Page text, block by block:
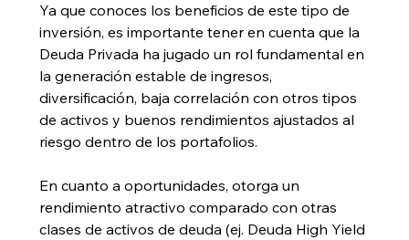
Ya que conoces los beneficios de este tipo de
inversión, es importante tener en cuenta que la
Deuda Privada ha jugado un rol fundamental en
la generación estable de ingresos,
diversificación, baja correlación con otros tipos
de activos y buenos rendimientos ajustados al
riesgo dentro de los portafolios.
En cuanto a oportunidades, otorga un
rendimiento atractivo comparado con otras
clases de activos de deuda (ej. Deuda High Yield